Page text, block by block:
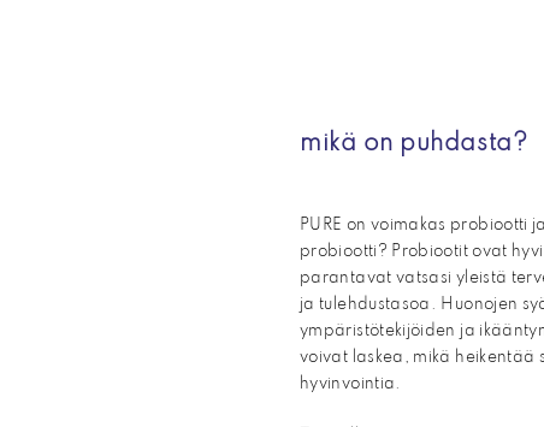
mikä on puhdasta?
PURE on voimakas probiootti
probiootti? Probiootit ovat
parantavat vatsasi yleistä
ja tulehdustasoa. Huonojen
ympäristötekijöiden ja
voivat laskea, mikä heikentää
hyvinvointia.